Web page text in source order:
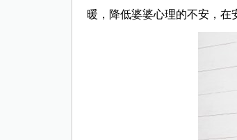
暖，降低婆婆心理的不安，在